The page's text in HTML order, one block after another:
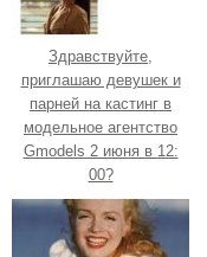
Здравствуйте,
приглашаю девушек и
парней на кастинг в
модельное агентство
Gmodels 2 июня в 12:
00?